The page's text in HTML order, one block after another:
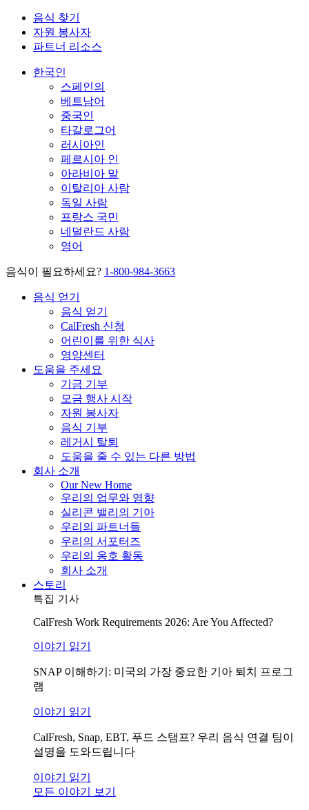
음식 찾기
자원 봉사자
파트너 리소스
한국인
스페인의
베트남어
중국인
타갈로그어
러시아인
페르시아 인
아라비아 말
이탈리아 사람
독일 사람
프랑스 국민
네덜란드 사람
영어
음식이 필요하세요? 1-800-984-3663
음식 얻기
음식 얻기
CalFresh 신청
어린이를 위한 식사
영양센터
도움을 주세요
기금 기부
모금 행사 시작
자원 봉사자
음식 기부
레거시 탈퇴
도움을 줄 수 있는 다른 방법
회사 소개
Our New Home
우리의 업무와 영향
실리콘 밸리의 기아
우리의 파트너들
우리의 서포터즈
우리의 옹호 활동
회사 소개
스토리
특집 기사
CalFresh Work Requirements 2026: Are You Affected?
이야기 읽기
SNAP 이해하기: 미국의 가장 중요한 기아 퇴치 프로그
램
이야기 읽기
CalFresh, Snap, EBT, 푸드 스탬프? 우리 음식 연결 팀이
설명을 도와드립니다
이야기 읽기
모든 이야기 보기